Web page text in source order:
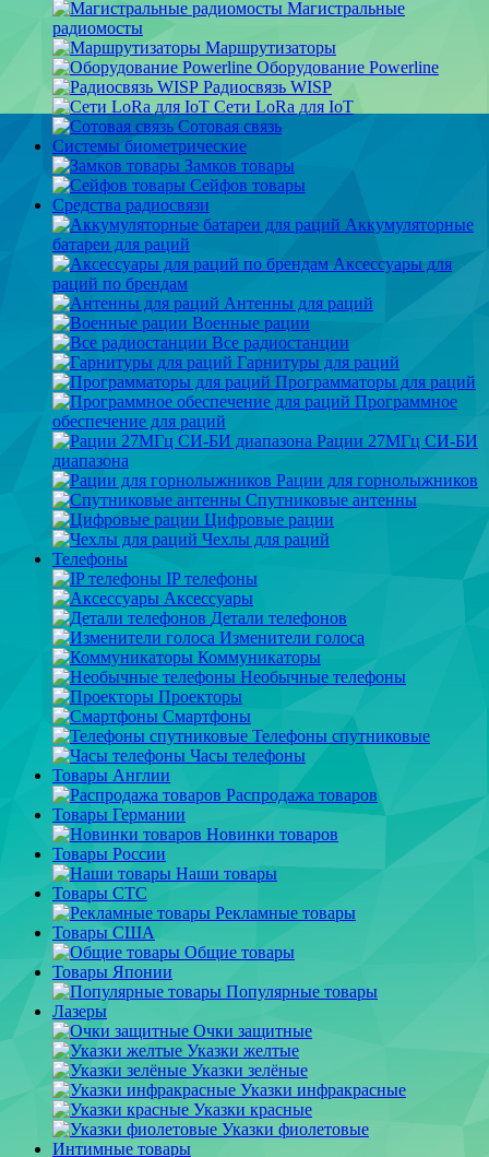
Магистральные
радиомосты
Маршрутизаторы
Оборудование Powerline
Радиосвязь WISP
Сети LoRa для IoT
Сотовая связь
Системы биометрические
Замков товары
Сейфов товары
Средства радиосвязи
Аккумуляторные
батареи для раций
Аксессуары для
раций по брендам
Антенны для раций
Военные рации
Все радиостанции
Гарнитуры для раций
Программаторы для раций
Программное
обеспечение для раций
Рации 27МГц СИ-БИ
диапазона
Рации для горнолыжников
Спутниковые антенны
Цифровые рации
Чехлы для раций
Телефоны
IP телефоны
Аксессуары
Детали телефонов
Изменители голоса
Коммуникаторы
Необычные телефоны
Проекторы
Смартфоны
Телефоны спутниковые
Часы телефоны
Товары Англии
Распродажа товаров
Товары Германии
Новинки товаров
Товары России
Наши товары
Товары СТС
Рекламные товары
Товары США
Общие товары
Товары Японии
Популярные товары
Лазеры
Очки защитные
Указки желтые
Указки зелёные
Указки инфракрасные
Указки красные
Указки фиолетовые
Интимные товары